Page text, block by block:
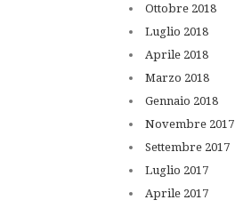
Ottobre 2018
Luglio 2018
Aprile 2018
Marzo 2018
Gennaio 2018
Novembre 2017
Settembre 2017
Luglio 2017
Aprile 2017